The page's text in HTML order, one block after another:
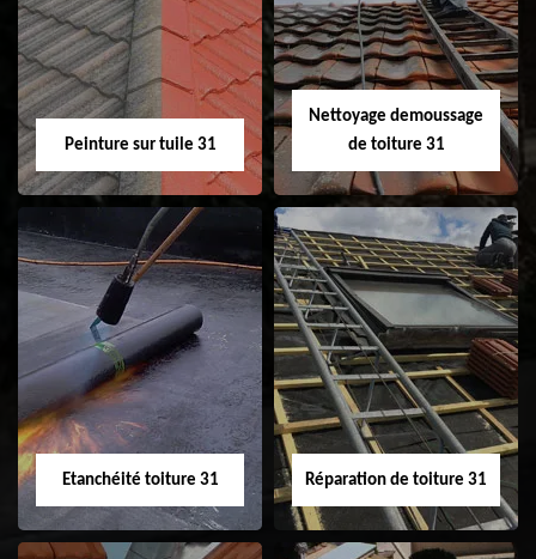
ravalement de
façade 31
Peinture sur tuile 31
Peinture sur tuile
31
Nettoyage demoussage
de toiture 31
Nettoyage
demoussage de
toiture 31
Etanchéité toiture 31 Réparation de toiture 31